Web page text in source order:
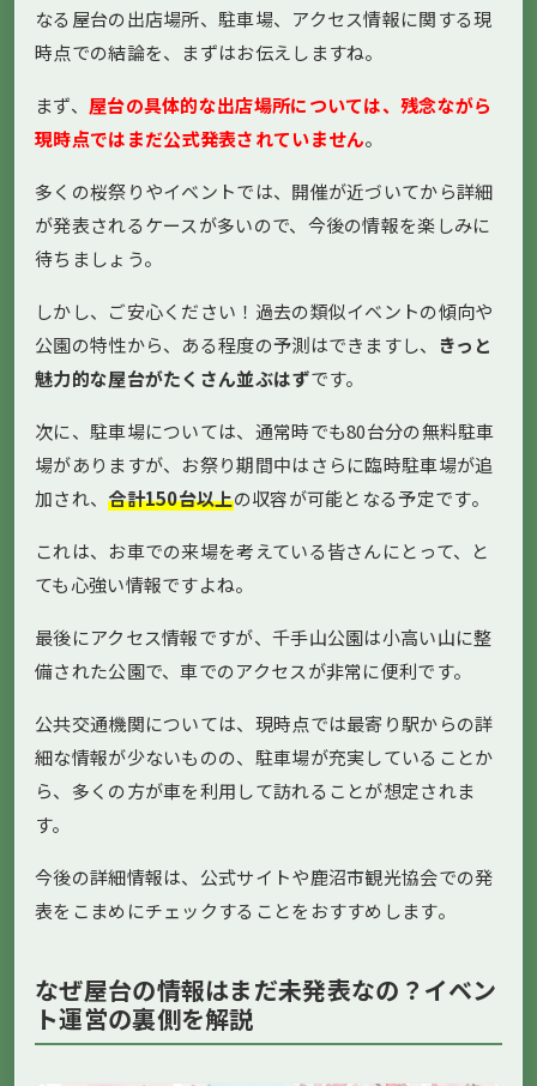
なる屋台の出店場所、駐車場、アクセス情報に関する現
時点での結論を、まずはお伝えしますね。
まず、 屋台の具体的な出店場所については、残念ながら
現時点ではまだ公式発表されていません。
多くの桜祭りやイベントでは、開催が近づいてから詳細
が発表されるケースが多いので、今後の情報を楽しみに
待ちましょう。
しかし、ご安心ください！過去の類似イベントの傾向や
公園の特性から、ある程度の予測はできますし、 きっと
魅力的な屋台がたくさん並ぶはずです。
次に、駐車場については、通常時でも80台分の無料駐車
場がありますが、お祭り期間中はさらに臨時駐車場が追
加され、合計150台以上の収容が可能となる予定です。
これは、お車での来場を考えている皆さんにとって、と
ても心強い情報ですよね。
最後にアクセス情報ですが、千手山公園は小高い山に整
備された公園で、車でのアクセスが非常に便利です。
公共交通機関については、現時点では最寄り駅からの詳
細な情報が少ないものの、駐車場が充実していることか
ら、多くの方が車を利用して訪れることが想定されま
す。
今後の詳細情報は、公式サイトや鹿沼市観光協会での発
表をこまめにチェックすることをおすすめします。
なぜ屋台の情報はまだ未発表なの？イベン
ト運営の裏側を解説